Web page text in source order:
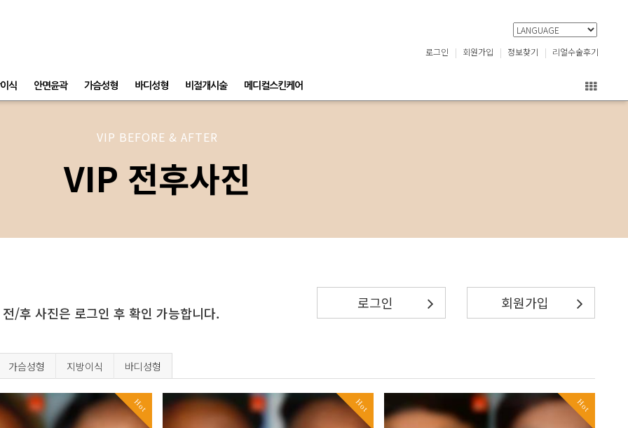
로그인 회원가입 정보찾기 리얼수술후기
식 안면윤곽 가슴성형 바디성형 비절개시술 메디컬스킨케어
VIP BEFORE & AFTER
VIP 전후사진
/후 사진은 로그인 후 확인 가능합니다.
로그인 회원가입
가슴성형 지방이식 바디성형
Hot Hot Hot